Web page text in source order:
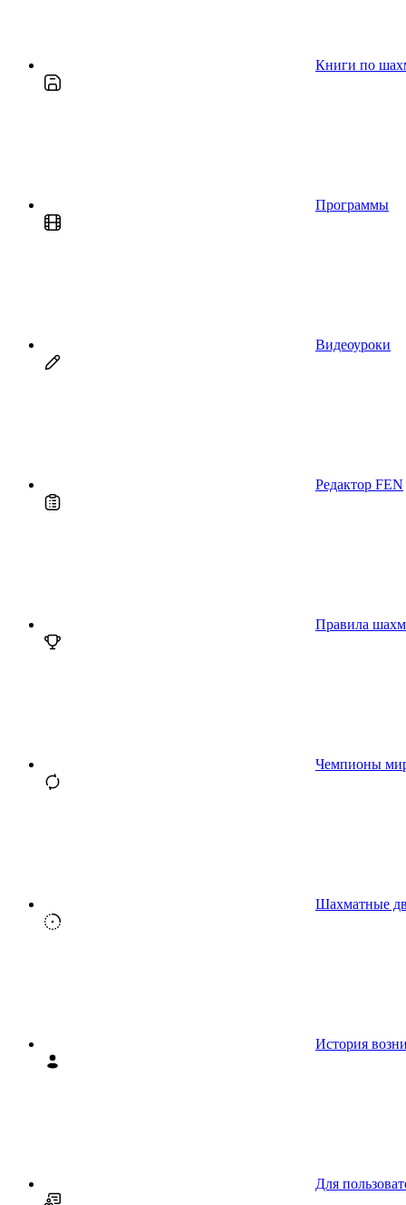
Книги по
Программы
Видеоуроки
Редактор FEN
Правила
Чемпионы
Шахматные
История
Для